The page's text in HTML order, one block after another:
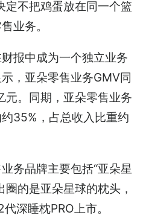
定不把鸡蛋放在同一个篮
业务。
报中成为一个独立业务
，亚朵零售业务GMV同
元。同期，亚朵零售业务
35%，占总收入比重约
务品牌主要包括“亚朵星
的是亚朵星球的枕头，
深睡枕PRO上市。